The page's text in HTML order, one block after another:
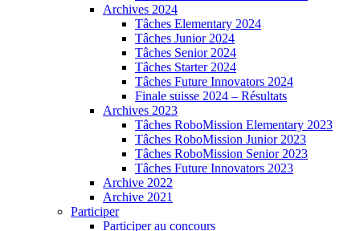
Archives 2024
Tâches Elementary 2024
Tâches Junior 2024
Tâches Senior 2024
Tâches Starter 2024
Tâches Future Innovators 2024
Finale suisse 2024 – Résultats
Archives 2023
Tâches RoboMission Elementary 2023
Tâches RoboMission Junior 2023
Tâches RoboMission Senior 2023
Tâches Future Innovators 2023
Archive 2022
Archive 2021
Participer
Participer au concours